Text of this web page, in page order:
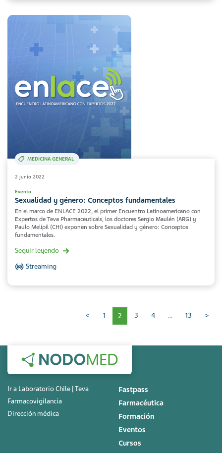
MEDICINA GENERAL
2 junio 2022
Evento
Sexualidad y género: Conceptos fundamentales
En el marco de ENLACE 2022, el primer Encuentro Latinoamericano con
Expertos de Teva Pharmaceuticals, los doctores Sergio Maulén (ARG) y
Paulo Melipil (CHI) exponen sobre Sexualidad y género: Conceptos
fundamentales.
Seguir leyendo
Streaming
< 1 2 3 4 … 13 >
Ir a Laboratorio Chile | Teva
Farmacovigilancia
Dirección médica
Fastpass
Farmacéutica
Formación
Eventos
Cursos